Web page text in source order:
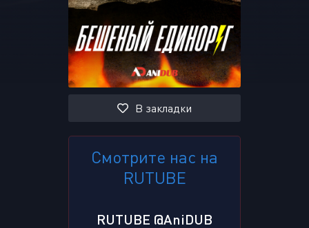
Регистрация Восстановить пароль
Или войти через
В закладки
Смотрите нас на
RUTUBE
RUTUBE @AniDUB